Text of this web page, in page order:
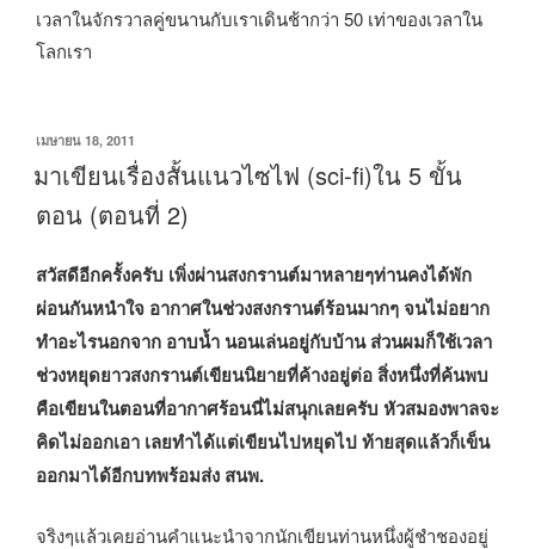
เวลาในจักรวาลคู่ขนานกับเราเดินช้ากว่า 50 เท่าของเวลาใน
โลกเรา
เขียน
ที่
เมษายน 18, 2011
มาเขียนเรื่องสั้นแนวไซไฟ (sci-fi)ใน 5 ขั้น
ตอน (ตอนที่ 2)
สวัสดีอีกครั้งครับ เพิ่งผ่านสงกรานต์มาหลายๆท่านคงได้พัก
ผ่อนกันหนำใจ อากาศในช่วงสงกรานต์ร้อนมากๆ จนไม่อยาก
ทำอะไรนอกจาก อาบน้ำ นอนเล่นอยู่กับบ้าน ส่วนผมก็ใช้เวลา
ช่วงหยุดยาวสงกรานต์เขียนนิยายที่ค้างอยู่ต่อ สิ่งหนึ่งที่ค้นพบ
คือเขียนในตอนที่อากาศร้อนนี่ไม่สนุกเลยครับ หัวสมองพาลจะ
คิดไม่ออกเอา เลยทำได้แต่เขียนไปหยุดไป ท้ายสุดแล้วก็เข็น
ออกมาได้อีกบทพร้อมส่ง สนพ.
จริงๆแล้วเคยอ่านคำแนะนำจากนักเขียนท่านหนึ่งผู้ชำชองอยู่